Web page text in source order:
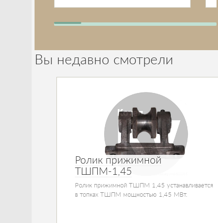
Вы недавно смотрели
Ролик прижимной
ТШПМ-1,45
Ролик прижимной ТШПМ 1,45 устанавливается
в топках ТШПМ мощностью 1,45 МВт.